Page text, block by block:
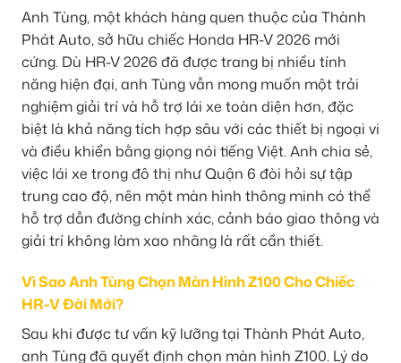
Anh Tùng, một khách hàng quen thuộc của Thành
Phát Auto, sở hữu chiếc Honda HR-V 2026 mới
cứng. Dù HR-V 2026 đã được trang bị nhiều tính
năng hiện đại, anh Tùng vẫn mong muốn một trải
nghiệm giải trí và hỗ trợ lái xe toàn diện hơn, đặc
biệt là khả năng tích hợp sâu với các thiết bị ngoại vi
và điều khiển bằng giọng nói tiếng Việt. Anh chia sẻ,
việc lái xe trong đô thị như Quận 6 đòi hỏi sự tập
trung cao độ, nên một màn hình thông minh có thể
hỗ trợ dẫn đường chính xác, cảnh báo giao thông và
giải trí không làm xao nhãng là rất cần thiết.
Vì Sao Anh Tùng Chọn Màn Hình Z100 Cho Chiếc
HR-V Đời Mới?
Sau khi được tư vấn kỹ lưỡng tại Thành Phát Auto,
anh Tùng đã quyết định chọn màn hình Z100. Lý do